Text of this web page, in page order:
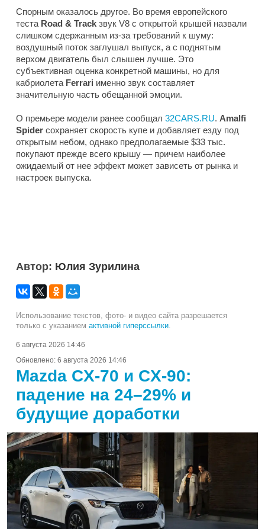
Спорным оказалось другое. Во время европейского
теста Road & Track звук V8 с открытой крышей назвали
слишком сдержанным из-за требований к шуму:
воздушный поток заглушал выпуск, а с поднятым
верхом двигатель был слышен лучше. Это
субъективная оценка конкретной машины, но для
кабриолета Ferrari именно звук составляет
значительную часть обещанной эмоции.
О премьере модели ранее сообщал 32CARS.RU. Amalfi
Spider сохраняет скорость купе и добавляет езду под
открытым небом, однако предполагаемые $33 тыс.
покупают прежде всего крышу — причем наиболее
ожидаемый от нее эффект может зависеть от рынка и
настроек выпуска.
Автор: Юлия Зурилина
Использование текстов, фото- и видео сайта разрешается
только с указанием активной гиперссылки.
6 августа 2026 14:46
Обновлено: 6 августа 2026 14:46
Mazda CX-70 и CX-90:
падение на 24–29% и
будущие доработки